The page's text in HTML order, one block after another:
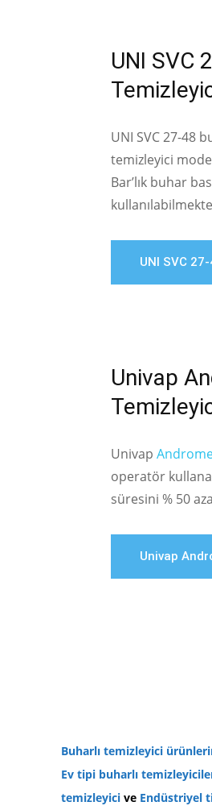
UNI SVC
UNI SVC 27-48
temizleyici
Bar’lık buhar
UNI SVC
Univap
Univap
operatör
süresini % 50
Univap
Buharlı temizleyici
Ev tipi buharlı
temizleyici ve Endüstriyel